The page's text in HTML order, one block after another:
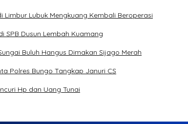
Limbur Lubuk Mengkuang Kembali Beroperasi
SPB Dusun Lembah Kuamang
Buluh Hangus Dimakan Sijago Merah
Polres Bungo Tangkap Januri CS
Hp dan Uang Tunai